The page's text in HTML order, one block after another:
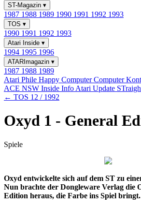
ST-Magazin ▾
1987 1988 1989 1990 1991 1992 1993
TOS ▾
1990 1991 1992 1993
Atari Inside ▾
1994 1995 1996
ATARImagazin ▾
1987 1988 1989
Atari Phile Happy ComputerComputer
ACE NSW Inside Info Atari Update
← TOS 12 / 1992
Oxyd 1 - General
Spiele
Oxyd entwickelte sich auf dem ST zu
Nun brachte der Dongleware Verlag die
Edition heraus, die Farbe ins Spiel bringt.